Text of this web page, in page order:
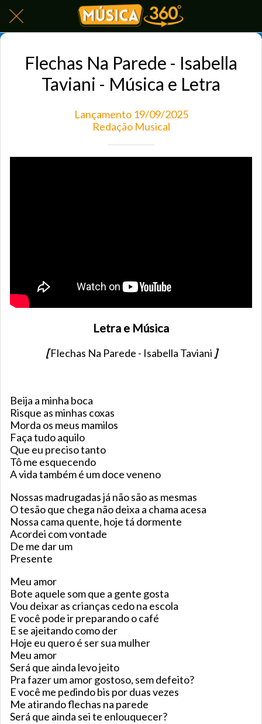
Flechas Na Parede - Isabella
Taviani - Música e Letra
Lançamento 19/09/2025
Redação Musical
Letra e Música
[Flechas Na Parede - Isabella Taviani ]
Beija a minha boca
Risque as minhas coxas
Morda os meus mamilos
Faça tudo aquilo
Que eu preciso tanto
Tô me esquecendo
A vida também é um doce veneno
Nossas madrugadas já não são as mesmas
O tesão que chega não deixa a chama acesa
Nossa cama quente, hoje tá dormente
Acordei com vontade
De me dar um
Presente
Meu amor
Bote aquele som que a gente gosta
Vou deixar as crianças cedo na escola
E você pode ir preparando o café
E se ajeitando como der
Hoje eu quero é ser sua mulher
Meu amor
Será que ainda levo jeito
Pra fazer um amor gostoso, sem defeito?
E você me pedindo bis por duas vezes
Me atirando flechas na parede
Será que ainda sei te enlouquecer?